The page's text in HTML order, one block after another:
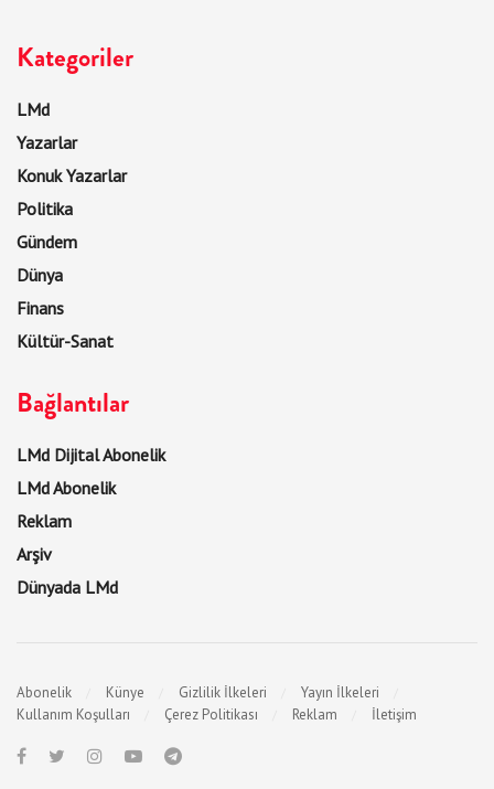
Kategoriler
LMd
Yazarlar
Konuk Yazarlar
Politika
Gündem
Dünya
Finans
Kültür-Sanat
Bağlantılar
LMd Dijital Abonelik
LMd Abonelik
Reklam
Arşiv
Dünyada LMd
Abonelik Künye Gizlilik İlkeleri
Yayın İlkeleri
Kullanım Koşulları
Çerez Politikası Reklam İletişim